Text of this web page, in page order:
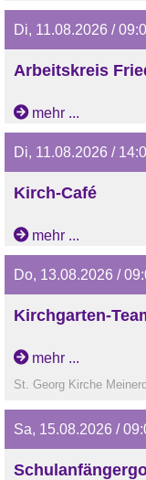
Di, 11.08.2026 /
Arbeitskreis
mehr ...
Di, 11.08.2026 /
Kirch-Café
mehr ...
Do, 13.08.2026 /
Kirchgarten-
mehr ...
St. Georg Kirche
Sa, 15.08.2026 /